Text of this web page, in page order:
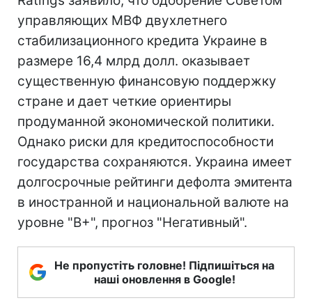
управляющих МВФ двухлетнего
стабилизационного кредита Украине в
размере 16,4 млрд долл. оказывает
существенную финансовую поддержку
стране и дает четкие ориентиры
продуманной экономической политики.
Однако риски для кредитоспособности
государства сохраняются. Украина имеет
долгосрочные рейтинги дефолта эмитента
в иностранной и национальной валюте на
уровне "B+", прогноз "Негативный".
Не пропустіть головне! Підпишіться на
наші оновлення в Google!